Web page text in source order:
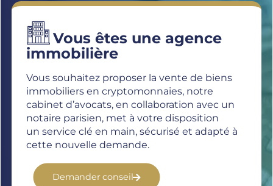
Vous êtes une agence
immobilière
Vous souhaitez proposer la vente de biens
immobiliers en cryptomonnaies, notre
cabinet d’avocats, en collaboration avec un
notaire parisien, met à votre disposition
un service clé en main, sécurisé et adapté à
cette nouvelle demande.
Demander conseil